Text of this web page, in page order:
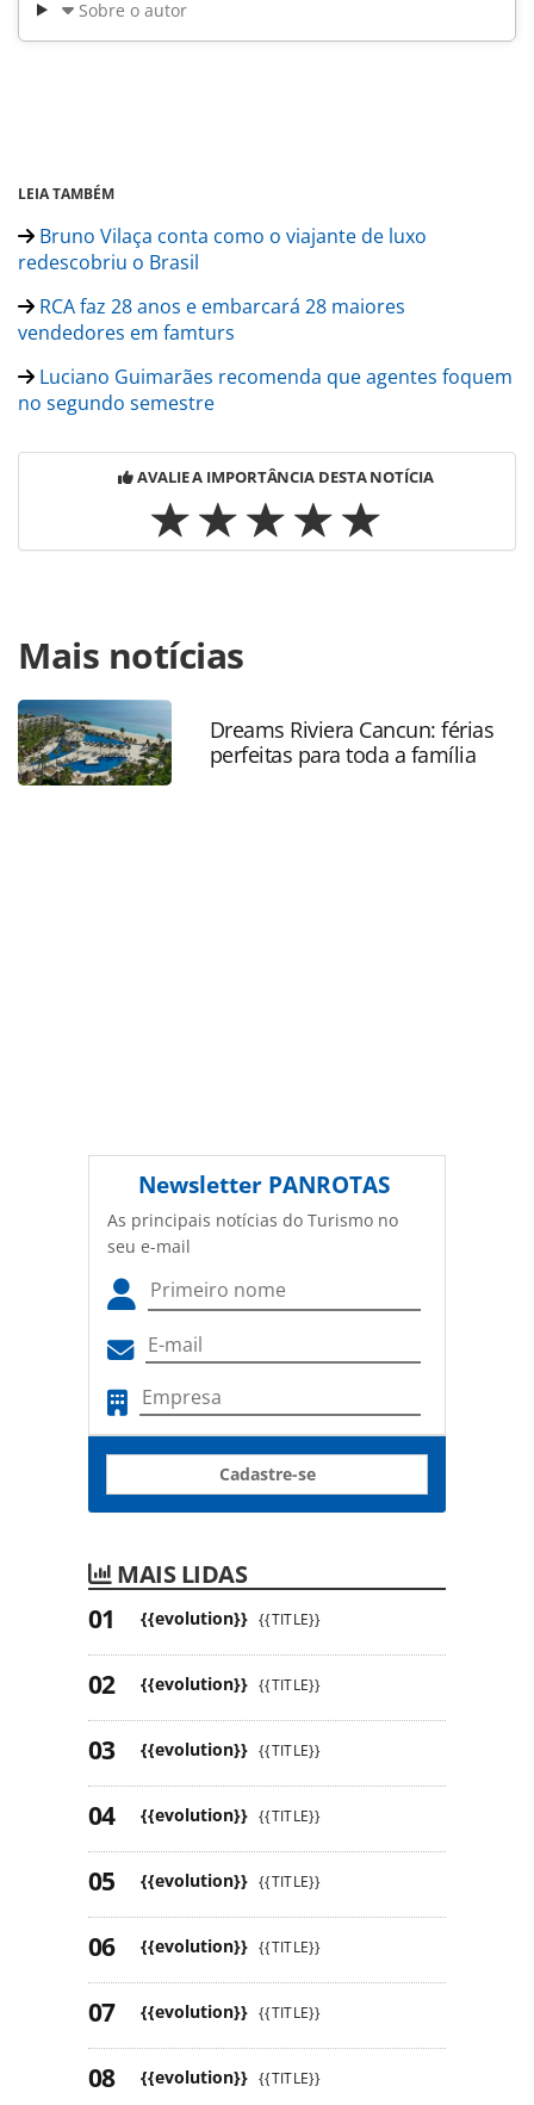
Sobre o autor
LEIA TAMBÉM
Bruno Vilaça conta como o viajante de luxo
redescobriu o Brasil
RCA faz 28 anos e embarcará 28 maiores
vendedores em famturs
Luciano Guimarães recomenda que agentes foquem
no segundo semestre
AVALIE A IMPORTÂNCIA DESTA NOTÍCIA
https://www.panrotas.com.br/agencias-de-
viagens/treinamento/2021/04/curso-ensinara-agentes-de-
viagens-a-vender-e-atuar-como-influencers_181139.html
ou as ferramentas oferecidas na página. Todo o conteúdo
produzido pela PANROTAS Editora é protegido pela
legislação brasileira sobre direito autoral. Não reproduza o
Mais notícias
Dreams Riviera Cancun: férias
perfeitas para toda a família
Newsletter PANROTAS
As principais notícias do Turismo no
seu e-mail
Cadastre-se
MAIS LIDAS
{{evolution}} {{TITLE}}
{{evolution}} {{TITLE}}
{{evolution}} {{TITLE}}
{{evolution}} {{TITLE}}
{{evolution}} {{TITLE}}
{{evolution}} {{TITLE}}
{{evolution}} {{TITLE}}
{{evolution}} {{TITLE}}